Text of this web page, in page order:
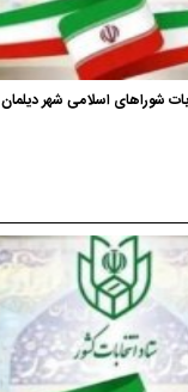
شوراهای اسلامی شهر دیلمان